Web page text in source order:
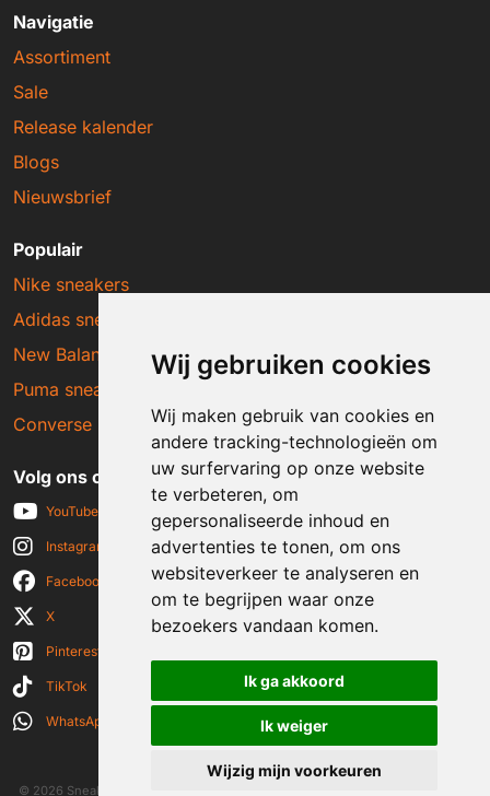
Wij gebruiken cookies
Wij maken gebruik van cookies en
andere tracking-technologieën om
uw surfervaring op onze website
te verbeteren, om
gepersonaliseerde inhoud en
advertenties te tonen, om ons
websiteverkeer te analyseren en
om te begrijpen waar onze
bezoekers vandaan komen.
Ik ga akkoord
Ik weiger
Wijzig mijn voorkeuren
Navigatie
Assortiment
Sale
Release kalender
Blogs
Nieuwsbrief
Populair
Nike sneakers
Adidas sneakers
New Balance sneakers
Puma sneakers
Converse sneakers
Volg ons op social media
YouTube
Instagram
Facebook
X
Pinterest
TikTok
WhatsApp
© 2026 Sneakerplaats.nl